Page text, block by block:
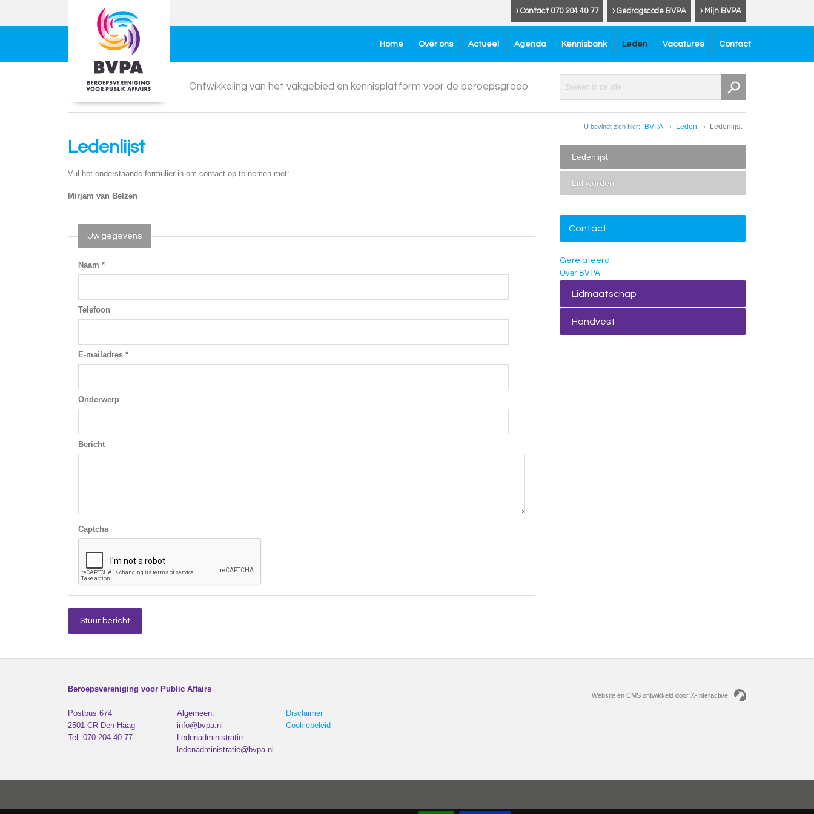
› Mijn BVPA
› Gedragscode BVPA
› Contact 070 204 40 77
Home Over ons Actueel Agenda Kennisbank Leden Vacatures Contact
Ontwikkeling van het vakgebied en kennisplatform voor de beroepsgroep
U bevindt zich hier: BVPA Leden Ledenlijst
Ledenlijst
Vul het onderstaande formulier in om contact op te nemen met:
Mirjam van Belzen
Uw gegevens
Naam *
Telefoon
E-mailadres *
Onderwerp
Bericht
Captcha
Ledenlijst
Lid worden
Contact
Gerelateerd
Over BVPA
Lidmaatschap
Handvest
Beroepsvereniging voor Public Affairs
Postbus 674
2501 CR Den Haag
Tel: 070 204 40 77
Algemeen:
info@bvpa.nl
Ledenadministratie:
ledenadministratie@bvpa.nl
Disclaimer
Cookiebeleid
Website en CMS ontwikkeld door X-Interactive